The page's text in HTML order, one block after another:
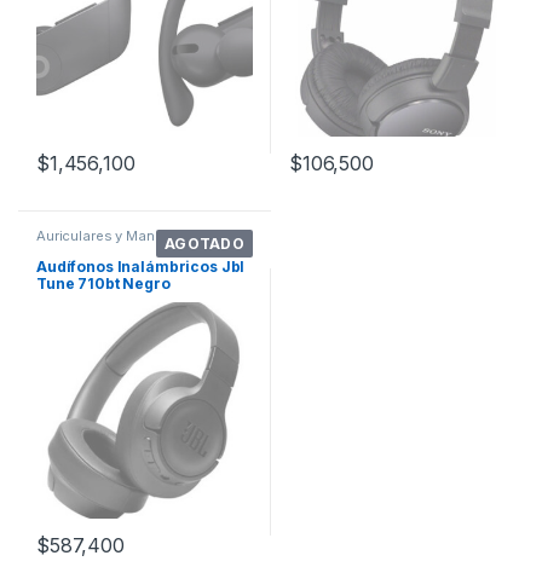
$1,456,100 $106,500
AGOTADO
Auriculares y Manos Libres
Audífonos Inalámbricos Jbl
Tune 710bt Negro
$587,400